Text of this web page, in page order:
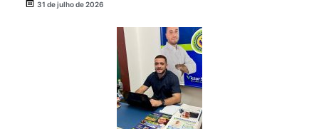
31 de julho de 2026